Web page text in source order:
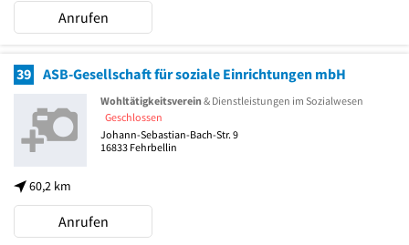
Anrufen
39 ASB-Gesellschaft für soziale Einrichtungen mbH
60,2 km
Wohltätigkeitsverein & Dienstleistungen im Sozialwesen
Geschlossen
Johann-Sebastian-Bach-Str. 9
16833 Fehrbellin
Anrufen